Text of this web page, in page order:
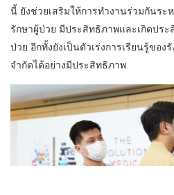
นี้ ยังช่วยเสริมให้การทำงานร่วมกันระ
รักษาผู้ป่วย มีประสิทธิภาพและเกิดปร
ป่วย อีกทั้งยังเป็นตัวเร่งการเรียนรู้ของ
จำกัดได้อย่างมีประสิทธิภาพ